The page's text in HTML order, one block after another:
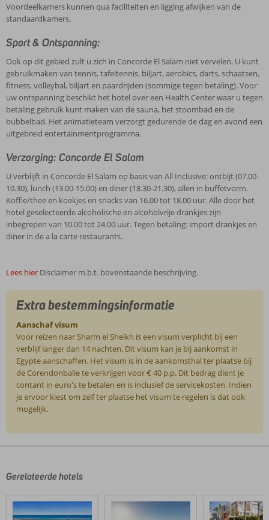
Voordeelkamers kunnen qua faciliteiten en ligging afwijken van de
standaardkamers.
Sport & Ontspanning:
Ook op dit gebied zult u zich in Concorde El Salam niet vervelen. U kunt
gebruikmaken van tennis, tafeltennis, biljart, aerobics, darts, schaatsen,
fitness, volleybal, biljart en paardrijden (sommige tegen betaling). Voor
uw ontspanning beschikt het hotel over een Health Center waar u tegen
betaling gebruik kunt maken van de sauna, het stoombad en de
bubbelbad. Het animatieteam verzorgt gedurende de dag en avond een
uitgebreid entertainmentprogramma.
Verzorging: Concorde El Salam
U verblijft in Concorde El Salam op basis van All Inclusive: ontbijt (07.00-
10.30), lunch (13.00-15.00) en diner (18.30-21.30), allen in buffetvorm.
Koffie/thee en koekjes en snacks van 16.00 tot 18.00 uur. Alle door het
hotel geselecteerde alcoholische en alcoholvrije drankjes zijn
inbegrepen van 10.00 tot 24.00 uur. Tegen betaling: import drankjes en
diner in de a la carte restaurants.
Lees hier Disclaimer m.b.t. bovenstaande beschrijving.
Extra bestemmingsinformatie
Aanschaf visum
Voor reizen naar Sharm el Sheikh is een visum verplicht bij een
verblijf langer dan 14 nachten. Dit visum kan je bij aankomst in
Egypte aanschaffen. Het visum is in de aankomsthal ter plaatse bij
de Corendonbalie te verkrijgen voor € 40 p.p. Dit bedrag dient je
contant in euro's te betalen en is inclusief de servicekosten. Indien
je ervoor kiest om zelf ter plaatse het visum te regelen is dat ook
mogelijk.
door
klanten
geschreven
Gerelateerde hotels